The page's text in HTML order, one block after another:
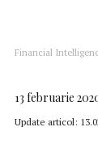
Financial
13 februarie
Update articol: